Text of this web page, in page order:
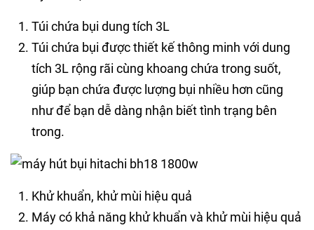
Túi chứa bụi dung tích 3L
Túi chứa bụi được thiết kế thông minh với dung
tích 3L rộng rãi cùng khoang chứa trong suốt,
giúp bạn chứa được lượng bụi nhiều hơn cũng
như để bạn dễ dàng nhận biết tình trạng bên
trong.
Khử khuẩn, khử mùi hiệu quả
Máy có khả năng khử khuẩn và khử mùi hiệu quả